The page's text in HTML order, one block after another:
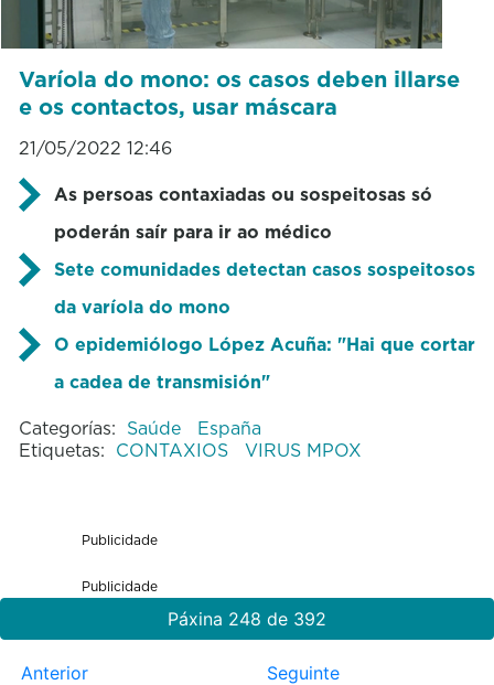
Varíola do mono: os casos deben illarse
e os contactos, usar máscara
21/05/2022 12:46
As persoas contaxiadas ou sospeitosas só
poderán saír para ir ao médico
Sete comunidades detectan casos sospeitosos
da varíola do mono
O epidemiólogo López Acuña: "Hai que cortar
a cadea de transmisión"
Categorías: Saúde
España
Etiquetas: CONTAXIOS VIRUS MPOX
Publicidade
Publicidade
Páxina 248 de 392
Anterior Seguinte